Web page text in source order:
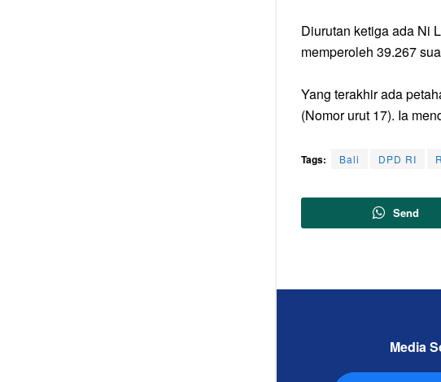
Diurutan ketiga ada Ni
memperoleh 39.267
Yang terakhir ada
(Nomor urut 17). Ia
Tags: Bali DPD RI
Send
Media